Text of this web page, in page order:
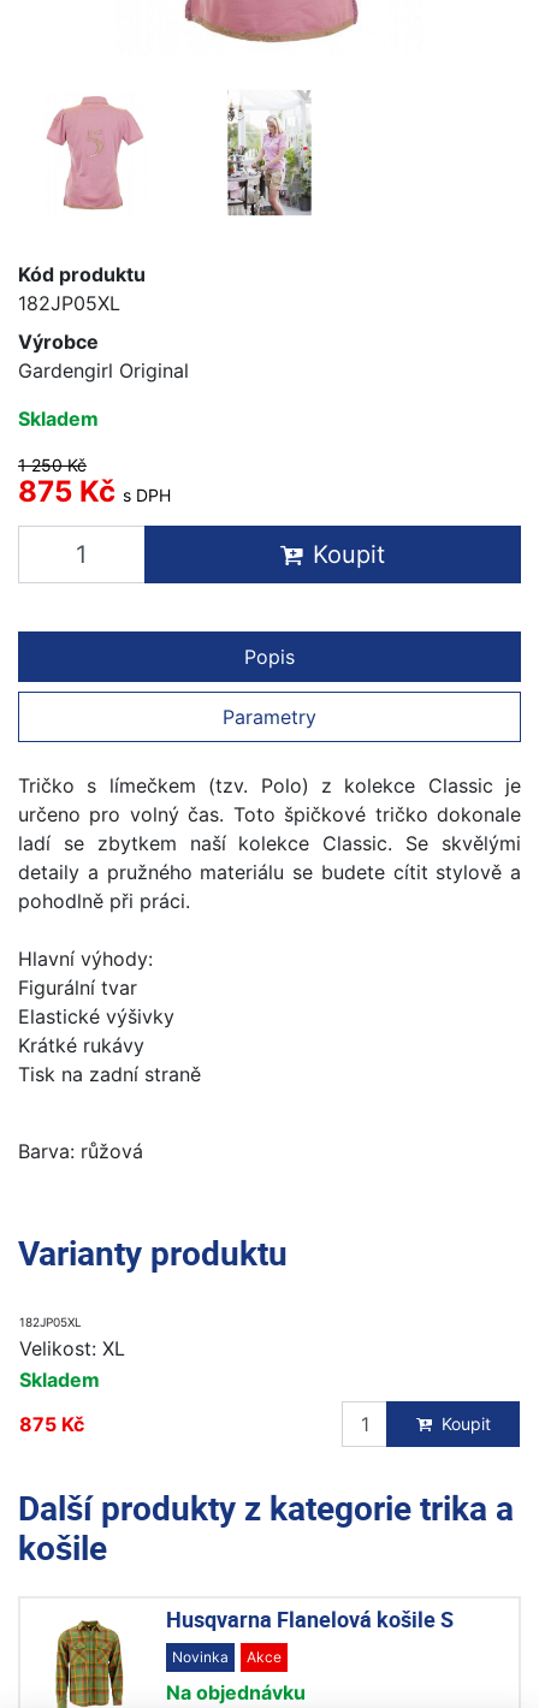
Kód produktu
182JP05XL
Výrobce
Gardengirl Original
Skladem
1 250 Kč
875 Kč s DPH
Koupit
Popis
Parametry
Tričko s límečkem (tzv. Polo) z kolekce Classic je
určeno pro volný čas. Toto špičkové tričko dokonale
ladí se zbytkem naší kolekce Classic. Se skvělými
detaily a pružného materiálu se budete cítit stylově a
pohodlně při práci.
Hlavní výhody:
Figurální tvar
Elastické výšivky
Krátké rukávy
Tisk na zadní straně
Barva: růžová
Varianty produktu
182JP05XL
Velikost: XL
Skladem
875 Kč
Koupit
Další produkty z kategorietrika a
košile
Husqvarna Flanelová košile S
Novinka Akce
Na objednávku